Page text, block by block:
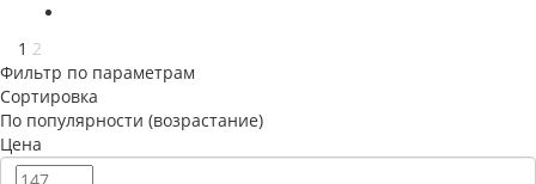
1 2
Фильтр по параметрам
Сортировка
По популярности (возрастание)
Цена